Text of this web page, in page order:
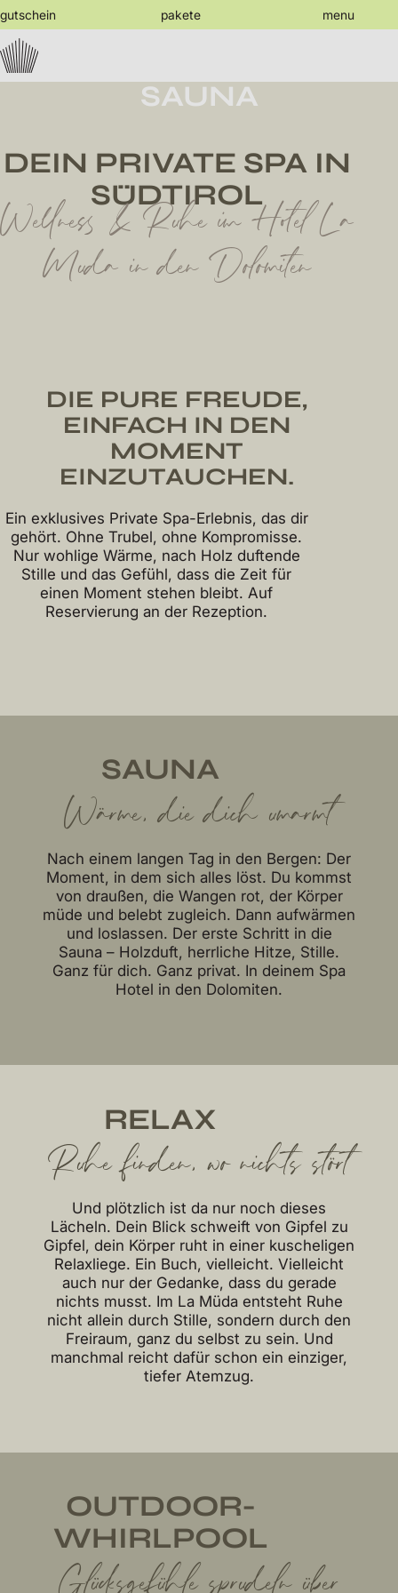
to
content
gutschein pakete menu
SAUNA
DEIN PRIVATE SPA IN
SÜDTIROL
Wellness & Ruhe im Hotel La
Muda in den Dolomiten
DIE PURE FREUDE,
EINFACH IN DEN
MOMENT
EINZUTAUCHEN.
Ein exklusives Private Spa-Erlebnis, das dir
gehört. Ohne Trubel, ohne Kompromisse.
Nur wohlige Wärme, nach Holz duftende
Stille und das Gefühl, dass die Zeit für
einen Moment stehen bleibt. Auf
Reservierung an der Rezeption.
SAUNA
Wärme, die dich umarmt
Nach einem langen Tag in den Bergen: Der
Moment, in dem sich alles löst. Du kommst
von draußen, die Wangen rot, der Körper
müde und belebt zugleich. Dann aufwärmen
und loslassen. Der erste Schritt in die
Sauna – Holzduft, herrliche Hitze, Stille.
Ganz für dich. Ganz privat. In deinem Spa
Hotel in den Dolomiten.
RELAX
Ruhe finden, wo nichts stört
Und plötzlich ist da nur noch dieses
Lächeln. Dein Blick schweift von Gipfel zu
Gipfel, dein Körper ruht in einer kuscheligen
Relaxliege. Ein Buch, vielleicht. Vielleicht
auch nur der Gedanke, dass du gerade
nichts musst. Im La Müda entsteht Ruhe
nicht allein durch Stille, sondern durch den
Freiraum, ganz du selbst zu sein. Und
manchmal reicht dafür schon ein einziger,
tiefer Atemzug.
OUTDOOR-
WHIRLPOOL